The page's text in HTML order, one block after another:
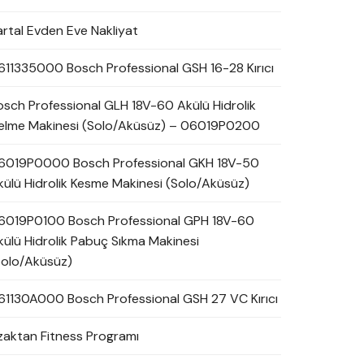
Evden Eve Nakliyat
Bosch Professional GSH 16-28 Kırıcı
Professional GLH 18V-60 Akülü Hidrolik
Makinesi (Solo/Aküsüz) – 06019P0200
Bosch Professional GKH 18V-50
Hidrolik Kesme Makinesi (Solo/Aküsüz)
Bosch Professional GPH 18V-60
Hidrolik Pabuç Sıkma Makinesi
Aküsüz)
Bosch Professional GSH 27 VC Kırıcı
Fitness Programı